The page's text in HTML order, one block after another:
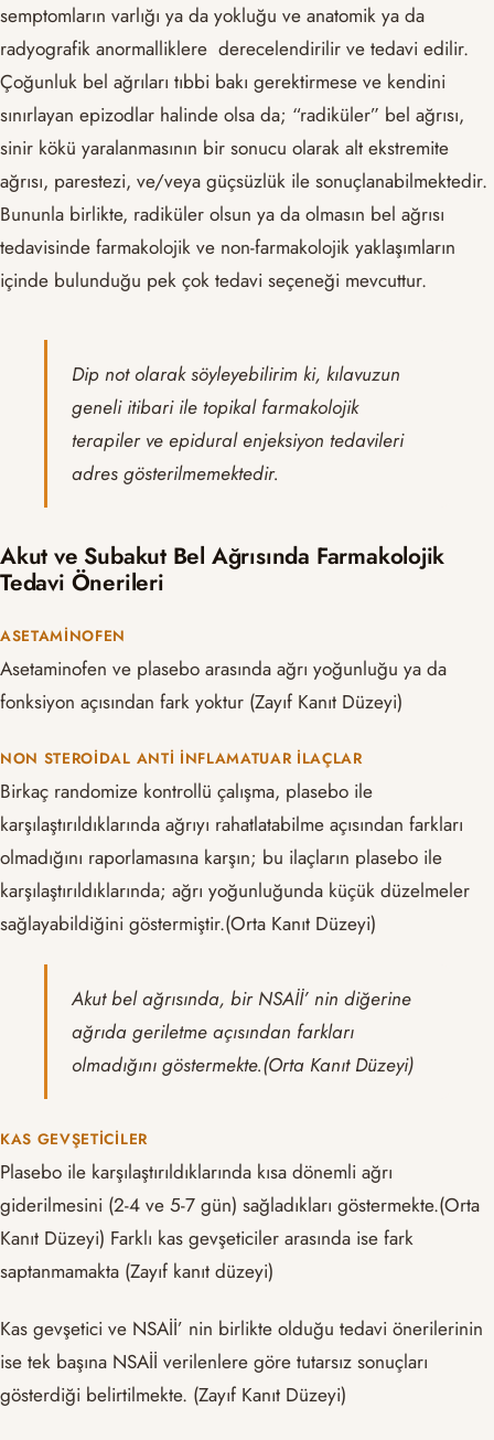
semptomların varlığı ya da yokluğu ve anatomik ya da
radyografik anormalliklere derecelendirilir ve tedavi edilir.
Çoğunluk bel ağrıları tıbbi bakı gerektirmese ve kendini
sınırlayan epizodlar halinde olsa da; “radiküler” bel ağrısı,
sinir kökü yaralanmasının bir sonucu olarak alt ekstremite
ağrısı, parestezi, ve/veya güçsüzlük ile sonuçlanabilmektedir.
Bununla birlikte, radiküler olsun ya da olmasın bel ağrısı
tedavisinde farmakolojik ve non-farmakolojik yaklaşımların
içinde bulunduğu pek çok tedavi seçeneği mevcuttur.
Dip not olarak söyleyebilirim ki, kılavuzun
geneli itibari ile topikal farmakolojik
terapiler ve epidural enjeksiyon tedavileri
adres gösterilmemektedir.
Akut ve Subakut Bel Ağrısında Farmakolojik
Tedavi Önerileri
ASETAMINOFEN
Asetaminofen ve plasebo arasında ağrı yoğunluğu ya da
fonksiyon açısından fark yoktur (Zayıf Kanıt Düzeyi)
NON STEROIDAL ANTI İNFLAMATUAR İLAÇLAR
Birkaç randomize kontrollü çalışma, plasebo ile
karşılaştırıldıklarında ağrıyı rahatlatabilme açısından farkları
olmadığını raporlamasına karşın; bu ilaçların plasebo ile
karşılaştırıldıklarında; ağrı yoğunluğunda küçük düzelmeler
sağlayabildiğini göstermiştir.(Orta Kanıt Düzeyi)
Akut bel ağrısında, bir NSAİİ’ nin diğerine
ağrıda geriletme açısından farkları
olmadığını göstermekte.(Orta Kanıt Düzeyi)
KAS GEVŞETICILER
Plasebo ile karşılaştırıldıklarında kısa dönemli ağrı
giderilmesini (2-4 ve 5-7 gün) sağladıkları göstermekte.(Orta
Kanıt Düzeyi) Farklı kas gevşeticiler arasında ise fark
saptanmamakta (Zayıf kanıt düzeyi)
Kas gevşetici ve NSAİİ’ nin birlikte olduğu tedavi önerilerinin
ise tek başına NSAİİ verilenlere göre tutarsız sonuçları
gösterdiği belirtilmekte. (Zayıf Kanıt Düzeyi)